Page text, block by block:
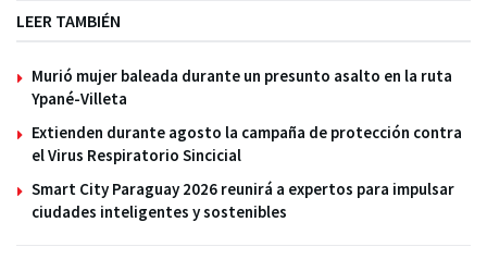
LEER TAMBIÉN
Murió mujer baleada durante un presunto asalto en la ruta
Ypané-Villeta
Extienden durante agosto la campaña de protección contra
el Virus Respiratorio Sincicial
Smart City Paraguay 2026 reunirá a expertos para impulsar
ciudades inteligentes y sostenibles